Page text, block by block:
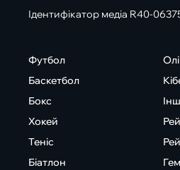
Ідентифікатор медіа R40-
Футбол
Баскетбол
Бокс
Хокей
Теніс
Біатлон